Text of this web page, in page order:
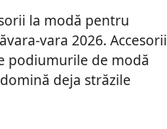
la modă pentru
vara 2026. Accesorii
podiumurile de modă
deja străzile